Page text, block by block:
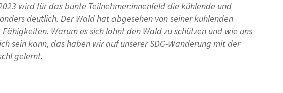
wird für das bunte Teilnehmer:innenfeld die kühlende und
deutlich. Der Wald hat abgesehen von seiner kühlenden
Warum es sich lohnt den Wald zu schützen und wie uns
sein kann, das haben wir auf unserer SDG-Wanderung mit der
gelernt.